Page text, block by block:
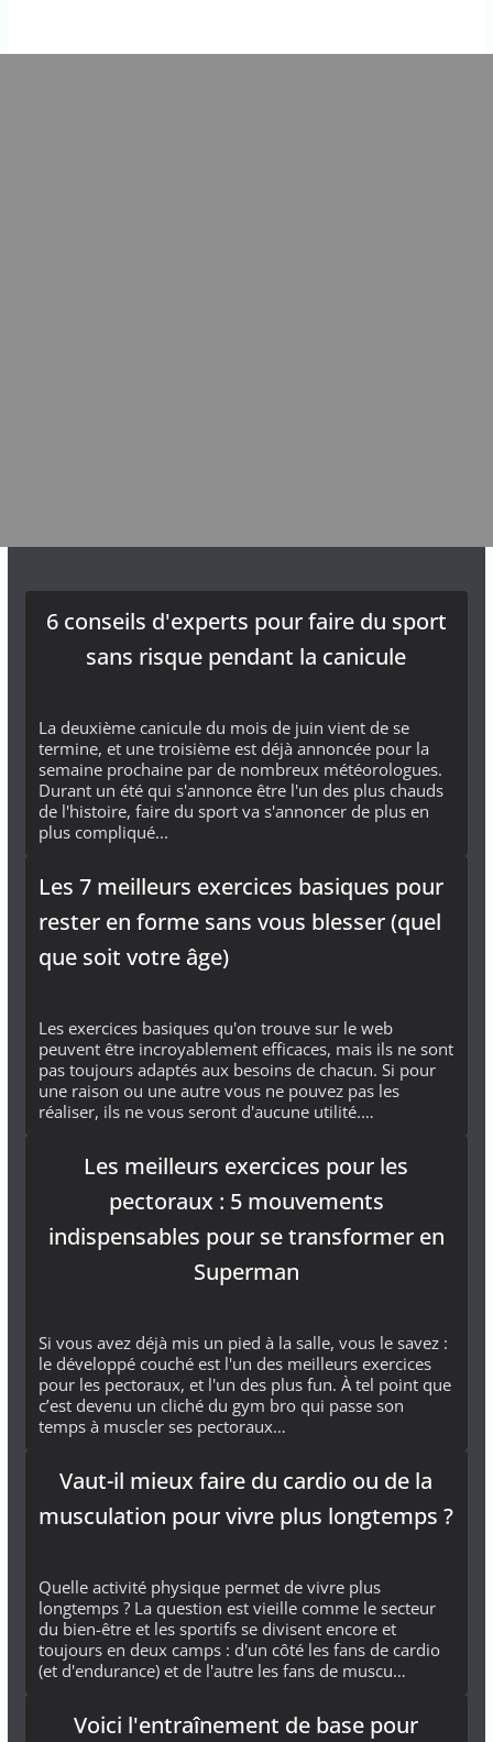
6 conseils d'experts pour faire du sport
sans risque pendant la canicule
La deuxième canicule du mois de juin vient de se
termine, et une troisième est déjà annoncée pour la
semaine prochaine par de nombreux météorologues.
Durant un été qui s'annonce être l'un des plus chauds
de l'histoire, faire du sport va s'annoncer de plus en
plus compliqué...
Les 7 meilleurs exercices basiques pour
rester en forme sans vous blesser (quel
que soit votre âge)
Les exercices basiques qu'on trouve sur le web
peuvent être incroyablement efficaces, mais ils ne sont
pas toujours adaptés aux besoins de chacun. Si pour
une raison ou une autre vous ne pouvez pas les
réaliser, ils ne vous seront d'aucune utilité.…
Les meilleurs exercices pour les
pectoraux : 5 mouvements
indispensables pour se transformer en
Superman
Si vous avez déjà mis un pied à la salle, vous le savez :
le développé couché est l'un des meilleurs exercices
pour les pectoraux, et l'un des plus fun. À tel point que
c’est devenu un cliché du gym bro qui passe son
temps à muscler ses pectoraux…
Vaut-il mieux faire du cardio ou de la
musculation pour vivre plus longtemps ?
Quelle activité physique permet de vivre plus
longtemps ? La question est vieille comme le secteur
du bien-être et les sportifs se divisent encore et
toujours en deux camps : d'un côté les fans de cardio
(et d'endurance) et de l'autre les fans de muscu…
Voici l'entraînement de base pour